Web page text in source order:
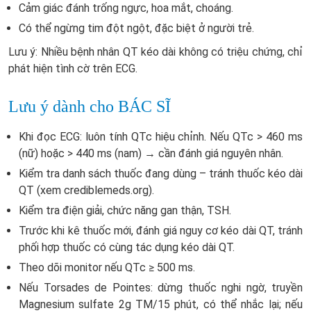
Cảm giác đánh trống ngực, hoa mắt, choáng.
Có thể ngừng tim đột ngột, đặc biệt ở người trẻ.
Lưu ý: Nhiều bệnh nhân QT kéo dài không có triệu chứng, chỉ
phát hiện tình cờ trên ECG.
Lưu ý dành cho BÁC SĨ
Khi đọc ECG: luôn tính QTc hiệu chỉnh. Nếu QTc > 460 ms
(nữ) hoặc > 440 ms (nam) → cần đánh giá nguyên nhân.
Kiểm tra danh sách thuốc đang dùng – tránh thuốc kéo dài
QT (xem crediblemeds.org).
Kiểm tra điện giải, chức năng gan thận, TSH.
Trước khi kê thuốc mới, đánh giá nguy cơ kéo dài QT, tránh
phối hợp thuốc có cùng tác dụng kéo dài QT.
Theo dõi monitor nếu QTc ≥ 500 ms.
Nếu Torsades de Pointes: dừng thuốc nghi ngờ, truyền
Magnesium sulfate 2g TM/15 phút, có thể nhắc lại; nếu